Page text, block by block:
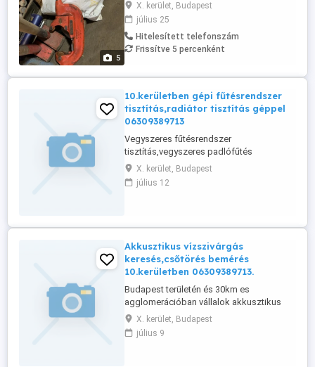
5
X. kerület, Budapest
július 25
Hitelesített telefonszám
Frissítve 5 percenként
10.kerületben gépi fűtésrendszer
tisztítás,radiátor tisztítás géppel
06309389713
Vegyszeres fűtésrendszer
tisztítás,vegyszeres padlófűtés
átmosásgépi vegyszeres fűtésrendszer
átmosás.Kétféle géppel .
X. kerület, Budapest
július 12
Akkusztikus vízszivárgás
keresés,csőtörés bemérés
10.kerületben 06309389713.
Budapest területén és 30km es
agglomerációban vállalok akkusztikus
vízszivárgás keresést, hőkamerás
vízszivárgás keresést,csőtörés bemérést
rövid határidővel.
X. kerület, Budapest
július 9